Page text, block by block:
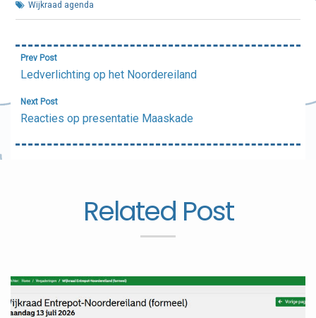
Wijkraad agenda
Bericht
navigatie
Prev Post
Ledverlichting op het Noordereiland
Next Post
Reacties op presentatie Maaskade
Related Post